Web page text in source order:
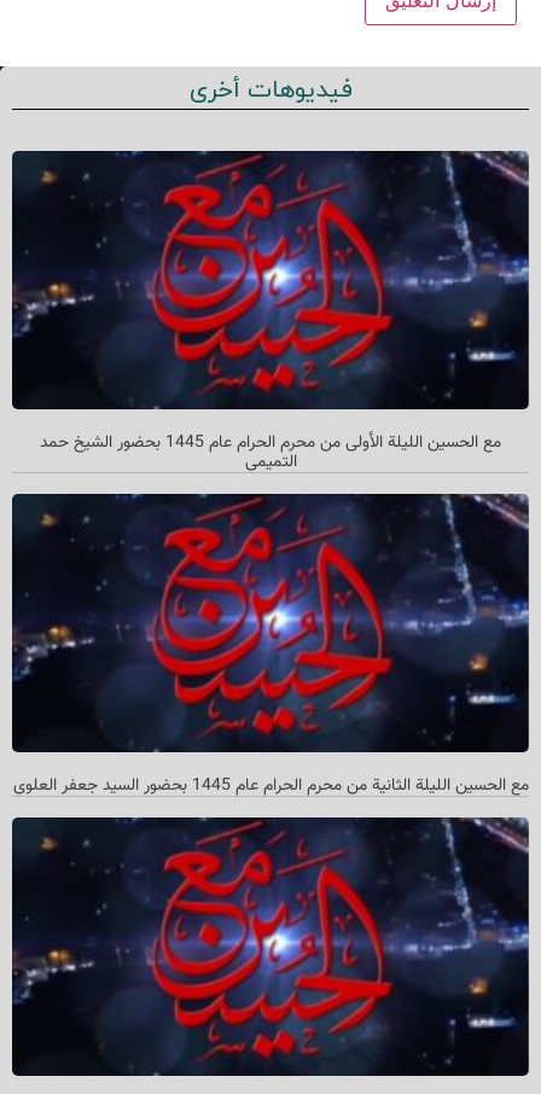
فيديوهات أخرى
مع الحسین اللیلة الأولی من محرم الحرام عام 1445 بحضور الشیخ حمد
التمیمي
مع الحسین اللیلة الثانیة من محرم الحرام عام 1445 بحضور السید جعفر العلوي